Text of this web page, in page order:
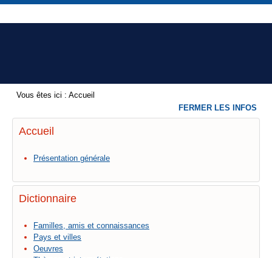
Vous êtes ici : Accueil
Accueil
Présentation générale
Dictionnaire
Familles, amis et connaissances
Pays et villes
Oeuvres
FERMER LES INFOS